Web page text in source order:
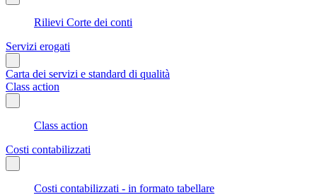
Rilievi Corte dei conti
Servizi erogati
Carta dei servizi e standard di qualità
Class action
Class action
Costi contabilizzati
Costi contabilizzati - in formato tabellare